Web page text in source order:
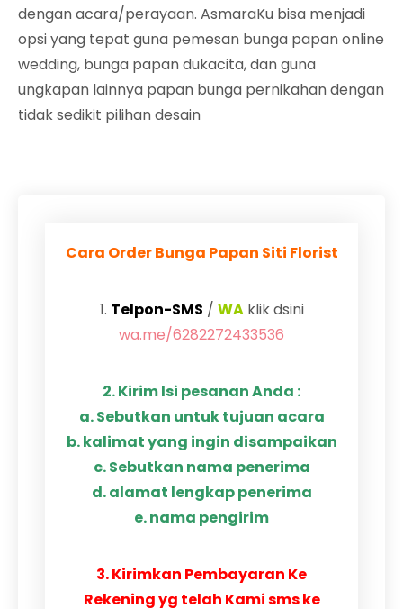
dengan acara/perayaan. AsmaraKu bisa menjadi
opsi yang tepat guna pemesan bunga papan online
wedding, bunga papan dukacita, dan guna
ungkapan lainnya papan bunga pernikahan dengan
tidak sedikit pilihan desain
Cara Order Bunga Papan Siti Florist
1. Telpon-SMS / WAklik dsini
wa.me/6282272433536
2. Kirim Isi pesanan Anda :
a. Sebutkan untuk tujuan acara
b. kalimat yang ingin disampaikan
c. Sebutkan nama penerima
d. alamat lengkap penerima
e. nama pengirim
3. Kirimkan Pembayaran Ke
Rekening yg telah Kami sms ke